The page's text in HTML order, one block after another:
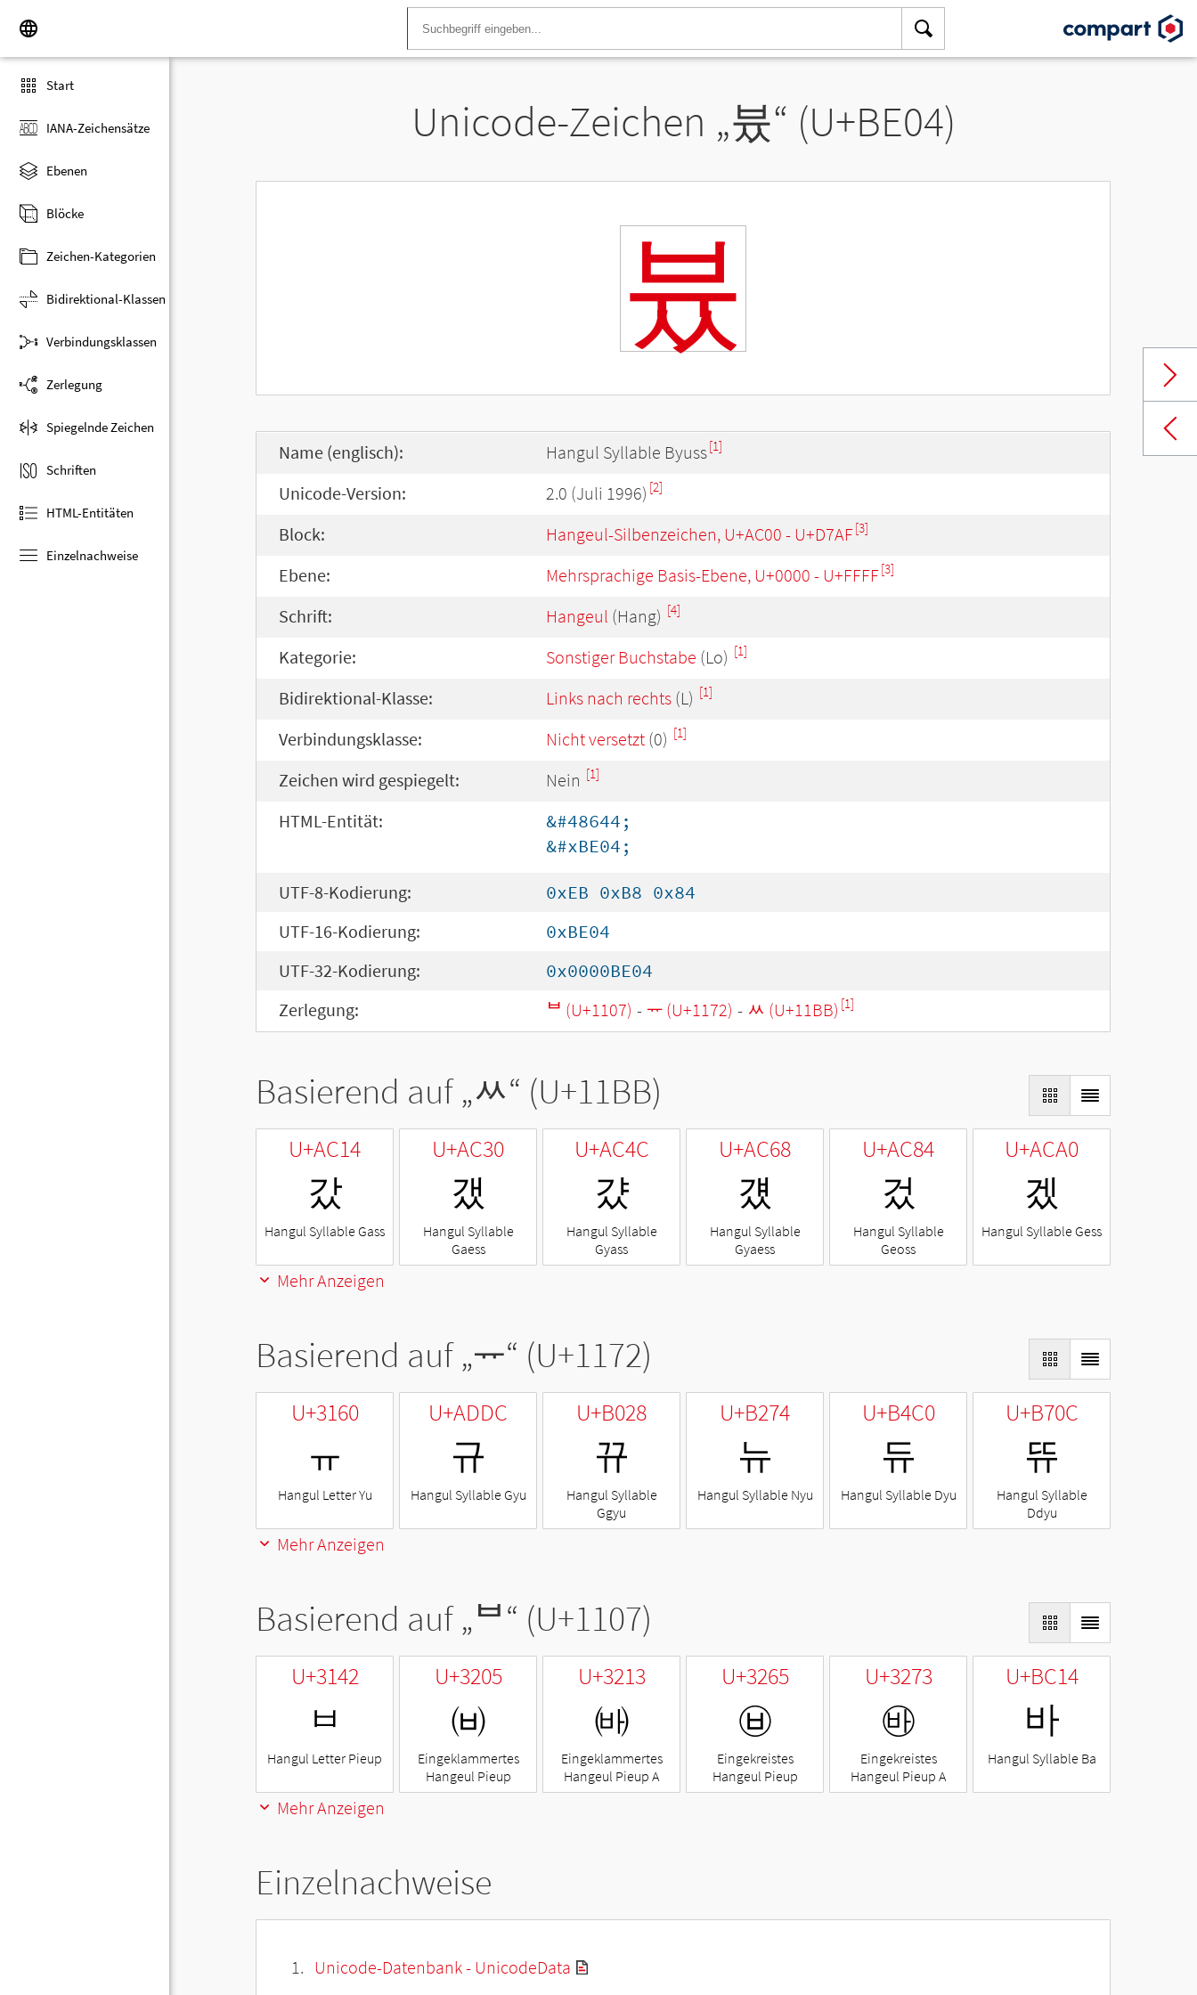
Start
IANA-Zeichensätze
Ebenen
Blöcke
Zeichen-Kategorien
Bidirektional-Klassen
Verbindungsklassen
Zerlegung
Spiegelnde Zeichen
Schriften
HTML-Entitäten
Einzelnachweise
Unicode-Zeichen „븄“ (U+BE04)
븄
Name (englisch): Hangul Syllable Byuss[1]
Unicode-Version: 2.0 (Juli 1996) [2]
Block: Hangeul-Silbenzeichen, U+AC00 - U+D7AF[3]
Ebene: Mehrsprachige Basis-Ebene, U+0000 - U+FFFF[3]
Schrift: Hangeul (Hang) [4]
Kategorie: Sonstiger Buchstabe (Lo) [1]
Bidirektional-Klasse: Links nach rechts (L) [1]
Verbindungsklasse: Nicht versetzt (0) [1]
Zeichen wird gespiegelt: Nein [1]
HTML-Entität:
&#48644;
&#xBE04;
UTF-8-Kodierung:
0xEB 0xB8 0x84
UTF-16-Kodierung:
0xBE04
UTF-32-Kodierung:
0x0000BE04
Zerlegung:
ᄇ (U+1107) - ᅲ (U+1172) - ᆻ (U+11BB) [1]
Basierend auf „ᆻ“ (U+11BB)
U+AC14
갔
Hangul Syllable Gass
U+AC30
갰
Hangul Syllable
Gaess
U+AC4C
걌
Hangul Syllable
Gyass
U+AC68
걨
Hangul Syllable
Gyaess
U+AC84
겄
Hangul Syllable
Geoss
U+ACA0
겠
Hangul Syllable Gess
Mehr Anzeigen
Basierend auf „ᅲ“ (U+1172)
U+3160
ㅠ
Hangul Letter Yu
U+ADDC
규
Hangul Syllable Gyu
U+B028
뀨
Hangul Syllable
Ggyu
U+B274
뉴
Hangul Syllable Nyu
U+B4C0
듀
Hangul Syllable Dyu
U+B70C
뜌
Hangul Syllable
Ddyu
Mehr Anzeigen
Basierend auf „ᄇ“ (U+1107)
U+3142
ㅂ
Hangul Letter Pieup
U+3205
㈅
Eingeklammertes
Hangeul Pieup
U+3213
㈓
Eingeklammertes
Hangeul Pieup A
U+3265
㉥
Eingekreistes
Hangeul Pieup
U+3273
㉳
Eingekreistes
Hangeul Pieup A
U+BC14
바
Hangul Syllable Ba
Mehr Anzeigen
Einzelnachweise
Unicode-Datenbank - UnicodeData